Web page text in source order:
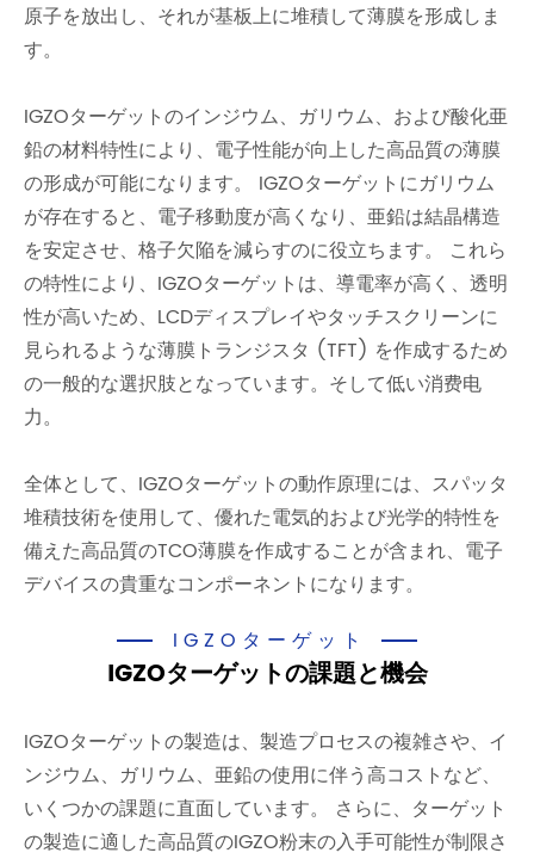
原子を放出し、それが基板上に堆積して薄膜を形成しま
す。
IGZOターゲットのインジウム、ガリウム、および酸化亜
鉛の材料特性により、電子性能が向上した高品質の薄膜
の形成が可能になります。 IGZOターゲットにガリウム
が存在すると、電子移動度が高くなり、亜鉛は結晶構造
を安定させ、格子欠陥を減らすのに役立ちます。 これら
の特性により、IGZOターゲットは、導電率が高く、透明
性が高いため、LCDディスプレイやタッチスクリーンに
見られるような薄膜トランジスタ (TFT) を作成するため
の一般的な選択肢となっています。そして低い消费电
力。
全体として、IGZOターゲットの動作原理には、スパッタ
堆積技術を使用して、優れた電気的および光学的特性を
備えた高品質のTCO薄膜を作成することが含まれ、電子
デバイスの貴重なコンポーネントになります。
IGZOターゲット
IGZOターゲットの課題と機会
IGZOターゲットの製造は、製造プロセスの複雑さや、イ
ンジウム、ガリウム、亜鉛の使用に伴う高コストなど、
いくつかの課題に直面しています。 さらに、ターゲット
の製造に適した高品質のIGZO粉末の入手可能性が制限さ